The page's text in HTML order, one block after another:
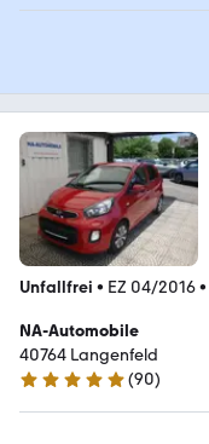
Unfallfrei • EZ 04/2016•
NA-Automobile
40764 Langenfeld
4.9 Sterne
(90)